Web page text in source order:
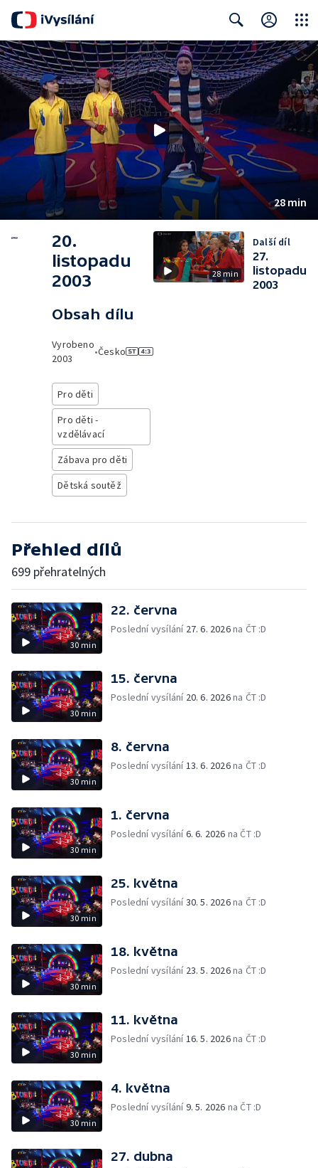
Search Close
28 min
20.
listopadu
2003
Obsah dílu
Vyrobeno
2003
•Česko
Pro děti
Pro děti -
vzdělávací
Zábava pro děti
Dětská soutěž
28 min
Další díl
27.
listopadu
2003
Přehled dílů
699 přehratelných
30 min
22. června
Poslední vysílání 27. 6. 2026na ČT :D
30 min
15. června
Poslední vysílání 20. 6. 2026na ČT :D
30 min
8. června
Poslední vysílání13. 6. 2026na ČT :D
30 min
1. června
Poslední vysílání6. 6. 2026 na ČT :D
30 min
25. května
Poslední vysílání30. 5. 2026na ČT :D
30 min
18. května
Poslední vysílání 23. 5. 2026na ČT :D
30 min
11. května
Poslední vysílání16. 5. 2026na ČT :D
30 min
4. května
Poslední vysílání9. 5. 2026 na ČT :D
27. dubna